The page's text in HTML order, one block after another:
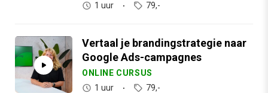
1 uur 79,-
ONLINE CURSUS
Vertaal je brandingstrategie naar
Google Ads-campagnes
1 uur 79,-